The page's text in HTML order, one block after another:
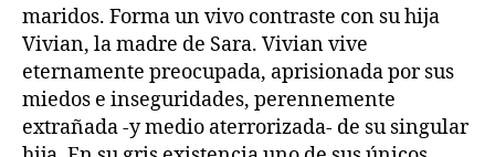
maridos. Forma un vivo contraste con su hija
Vivian, la madre de Sara. Vivian vive
eternamente preocupada, aprisionada por sus
miedos e inseguridades, perennemente
extrañada -y medio aterrorizada- de su singular